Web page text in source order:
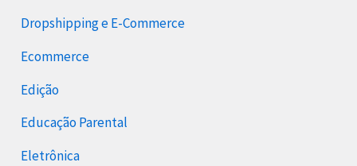
Dropshipping e E-Commerce
Ecommerce
Edição
Educação Parental
Eletrônica